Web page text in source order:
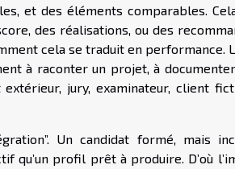
et des éléments comparables.
des réalisations, ou des
cela se traduit en performance.
à raconter un projet, à
jury, examinateur, client
Un candidat formé, mais
qu’un profil prêt à produire. D’où